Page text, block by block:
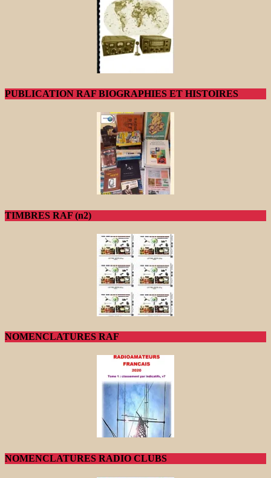
PUBLICATION RAF BIOGRAPHIES ET HISTOIRES
TIMBRES RAF (n2)
NOMENCLATURES RAF
NOMENCLATURES RADIO CLUBS